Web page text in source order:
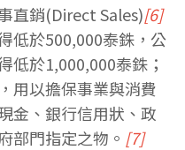
直銷(Direct Sales)[6]
低於500,000泰銖，公
低於1,000,000泰銖；
用以擔保事業與消費
金、銀行信用狀、政
部門指定之物。 [7]